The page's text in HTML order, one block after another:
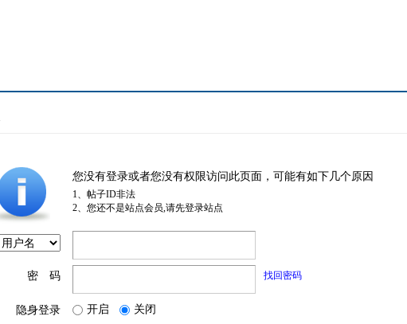
您没有登录或者您没有权限访问此页面，可能有如下几个原因
1、帖子ID非法
2、您还不是站点会员,请先登录站点
密 码 找回密码
隐身登录 开启 关闭